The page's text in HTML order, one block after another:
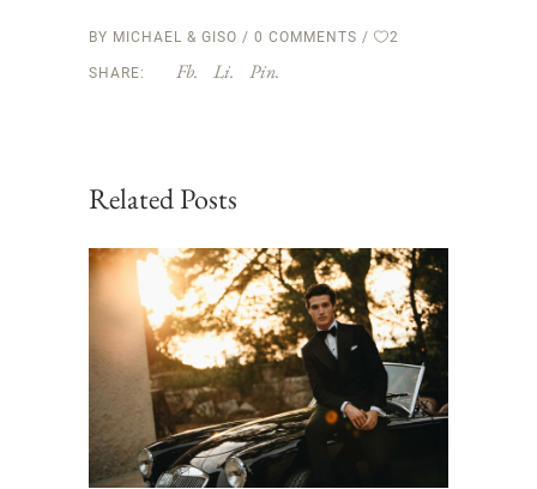
BY MICHAEL & GISO 0 COMMENTS 2
SHARE: Fb. Li. Pin.
Related Posts